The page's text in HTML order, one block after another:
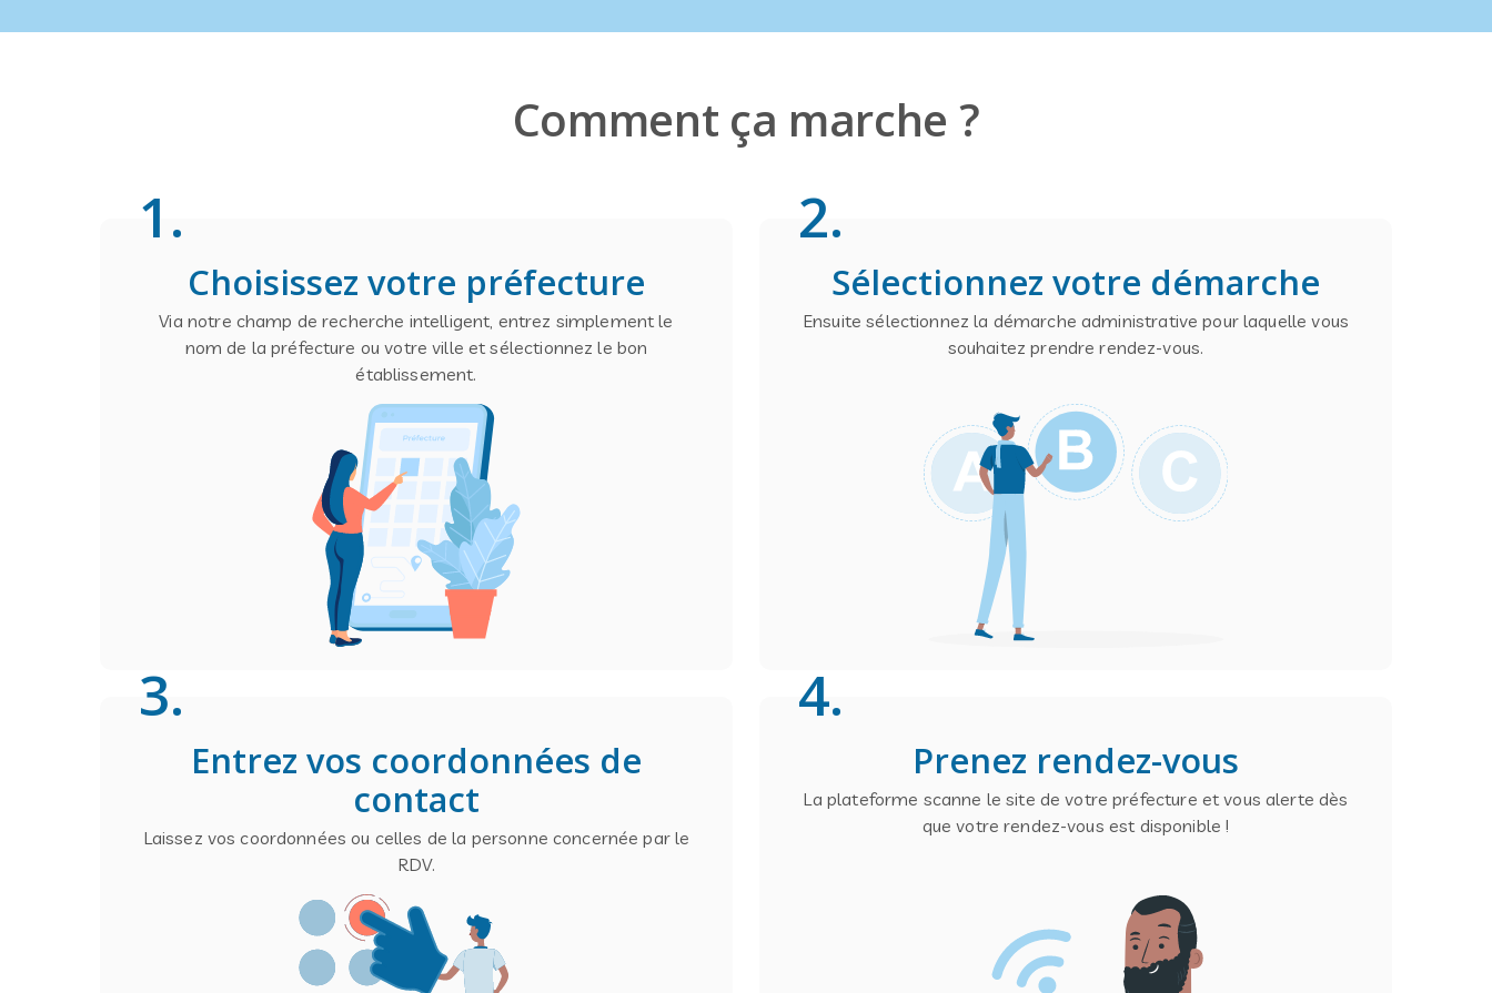
Comment ça marche ?
1.
Choisissez votre préfecture
Via notre champ de recherche intelligent, entrez simplement le
nom de la préfecture ou votre ville et sélectionnez le bon
établissement.
2.
Sélectionnez votre démarche
Ensuite sélectionnez la démarche administrative pour laquelle vous
souhaitez prendre rendez-vous.
3.
Entrez vos coordonnées de
contact
Laissez vos coordonnées ou celles de la personne concernée par le
RDV.
4.
Prenez rendez-vous
La plateforme scanne le site de votre préfecture et vous alerte dès
que votre rendez-vous est disponible !